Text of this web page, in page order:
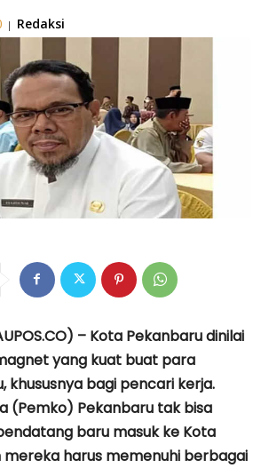
| Redaksi
– Kota Pekanbaru dinilai
yang kuat buat para
khususnya bagi pencari kerja.
(Pemko) Pekanbaru tak bisa
baru masuk ke Kota
mereka harus memenuhi berbagai